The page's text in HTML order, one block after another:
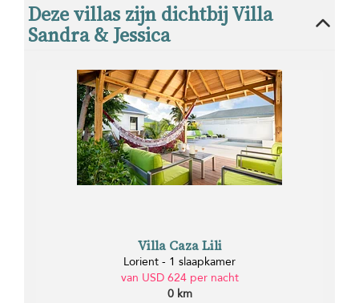
Deze villas zijn dichtbij Villa
Sandra & Jessica
Villa Caza Lili
Lorient - 1 slaapkamer
van USD 624 per nacht
0 km